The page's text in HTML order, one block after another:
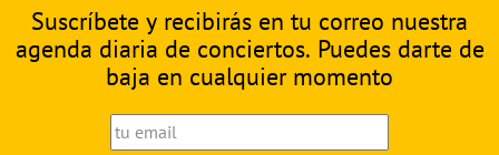
Suscríbete y recibirás en tu correo nuestra
agenda diaria de conciertos. Puedes darte de
baja en cualquier momento